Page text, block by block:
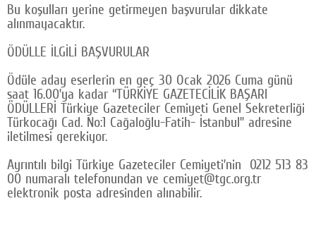
Bu koşulları yerine getirmeyen başvurular dikkate
alınmayacaktır.
ÖDÜLLE İLGİLİ BAŞVURULAR
Ödüle aday eserlerin en geç 30 Ocak 2026 Cuma günü
saat 16.00’ya kadar “TÜRKİYE GAZETECİLİK BAŞARI
ÖDÜLLERİ Türkiye Gazeteciler Cemiyeti Genel Sekreterliği
Türkocağı Cad. No:1 Cağaloğlu-Fatih- İstanbul” adresine
iletilmesi gerekiyor.
Ayrıntılı bilgi Türkiye Gazeteciler Cemiyeti’nin 0212 513 83
00 numaralı telefonundan ve cemiyet@tgc.org.tr
elektronik posta adresinden alınabilir.